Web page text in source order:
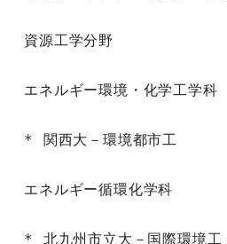
資源工学分野
エネルギー環境・化学工学科
* 関西大－環境都市工
エネルギー循環化学科
* 北九州市立大－国際環境工